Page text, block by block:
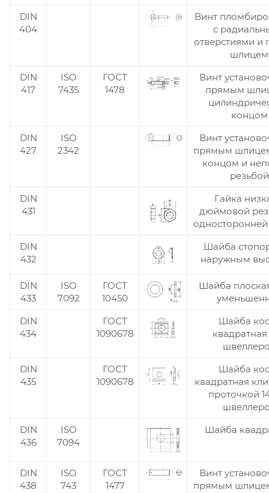
DIN
404
Винт
с
отверстиями
шлицем
DIN
417
ISO
7435
ГОСТ
1478
Винт
прямым
концом
DIN
427
ISO
2342
Винт
прямым
концом и
резьбой
DIN
431
Гайка
дюймовой
DIN
432
Шайба
наружным
DIN
433
ISO
7092
ГОСТ
10450
Шайба
DIN
434
ГОСТ
1090678
Шайба
DIN
435
ГОСТ
1090678
Шайба
квадратная
проточкой
DIN
436
ISO
7094
Шайба
DIN
438
ISO
743
ГОСТ
1477
Винт
прямым